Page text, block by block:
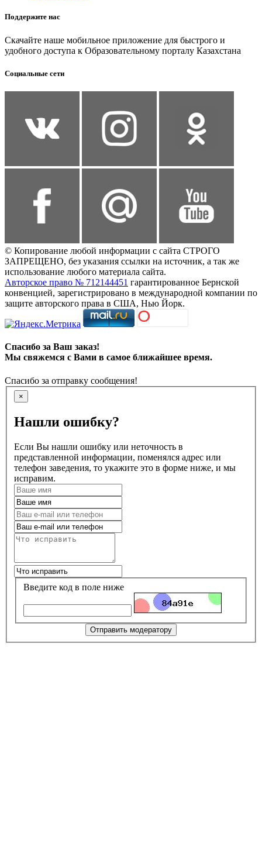
Поддержите нас
Скачайте наше мобильное приложение для быстрого и
удобного доступа к Образовательному порталу Казахстана
Социальные сети
© Копирование любой информации с сайта СТРОГО
ЗАПРЕЩЕНО, без указания ссылки на источник, а так же
использование любого материала сайта.
Авторское право № 712144451 гарантированное Бернской
конвенцией, зарегистрировано в международной компании по
защите авторского права в США, Нью Йорк.
Спасибо за Ваш заказ!
Мы свяжемся с Вами в самое ближайшее время.
Спасибо за отправку сообщения!
×
Нашли ошибку?
Если Вы нашли ошибку или неточность в
представленной информации, поменялся адрес или
телефон заведения, то укажите это в форме ниже, и мы
исправим.
Введите код в поле ниже
Отправить модератору